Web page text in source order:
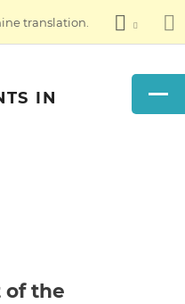
translation.
IN
of the